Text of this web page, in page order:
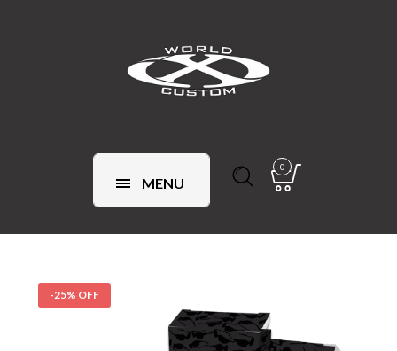
MENU
0
-25% OFF